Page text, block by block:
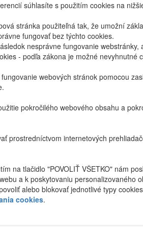
súhlasíte s použitím cookies na
stránka použiteľná tak, že umožní
fungovať bez týchto cookies.
nesprávne fungovanie
- podľa zákona je možné
webových stránok pomocou
pokročilého webového obsahu a
prostredníctvom internetových
na tlačidlo "POVOLIŤ VŠETKO" nám
a k poskytovaniu personalizovaného
alebo blokovať jednotlivé typy
cookies.